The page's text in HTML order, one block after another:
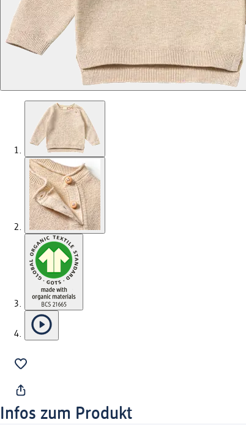
Infos zum Produkt